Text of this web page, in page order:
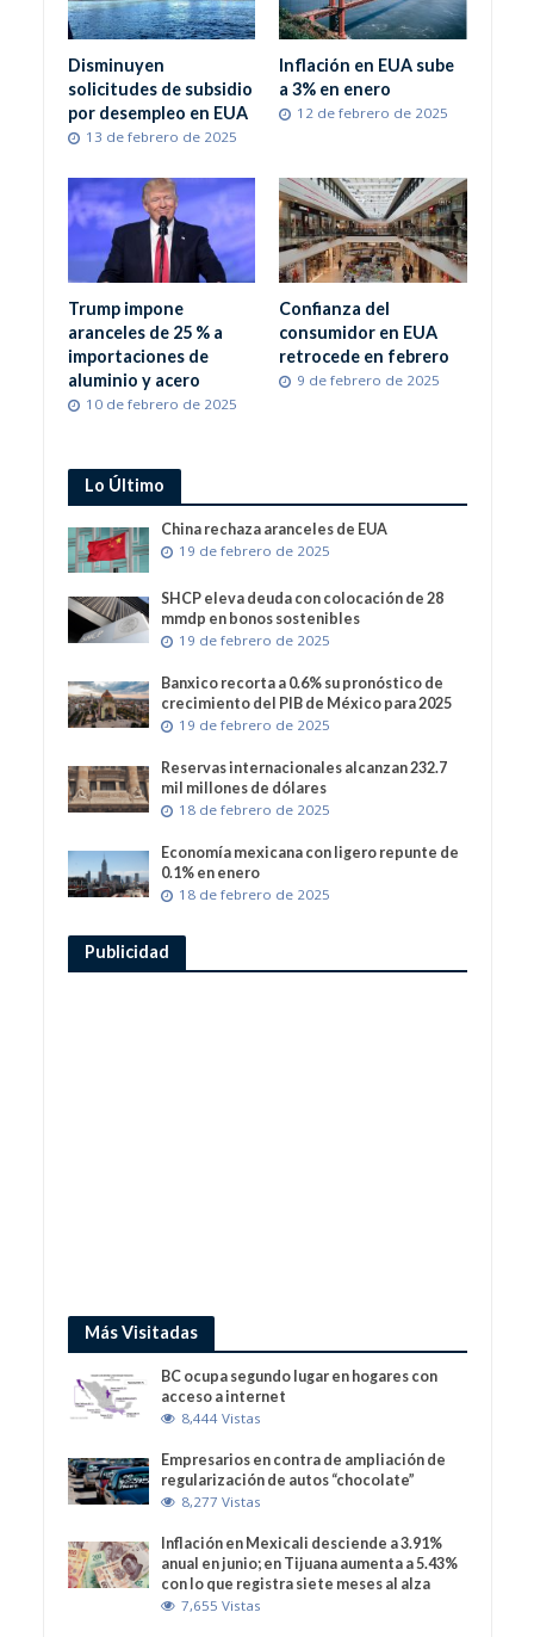
Disminuyen
solicitudes de subsidio
por desempleo en EUA
13 de febrero de 2025
Inflación en EUA sube
a 3% en enero
12 de febrero de 2025
Trump impone
aranceles de 25 % a
importaciones de
aluminio y acero
10 de febrero de 2025
Confianza del
consumidor en EUA
retrocede en febrero
9 de febrero de 2025
Lo Último
China rechaza aranceles de EUA
19 de febrero de 2025
SHCP eleva deuda con colocación de 28
mmdp en bonos sostenibles
19 de febrero de 2025
Banxico recorta a 0.6% su pronóstico de
crecimiento del PIB de México para 2025
19 de febrero de 2025
Reservas internacionales alcanzan 232.7
mil millones de dólares
18 de febrero de 2025
Economía mexicana con ligero repunte de
0.1% en enero
18 de febrero de 2025
Publicidad
Más Visitadas
BC ocupa segundo lugar en hogares con
acceso a internet
8,444 Vistas
Empresarios en contra de ampliación de
regularización de autos “chocolate”
8,277 Vistas
Inflación en Mexicali desciende a 3.91%
anual en junio; en Tijuana aumenta a 5.43%
con lo que registra siete meses al alza
7,655 Vistas